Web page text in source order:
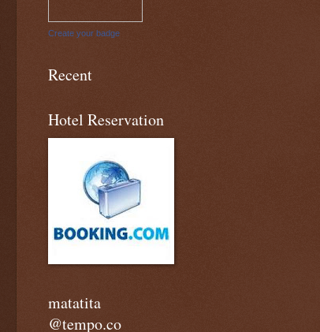
Create your badge
Recent
Hotel Reservation
matatita
@tempo.co